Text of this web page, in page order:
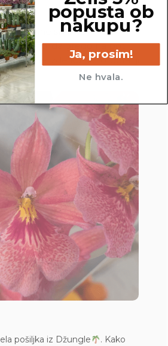
rastline skrbno
da gredo na pot
izdelku na fotografiji.
pošiljka iz Džungle
. Kako
popusta ob
nakupu?
Ja, prosim!
Ne hvala.